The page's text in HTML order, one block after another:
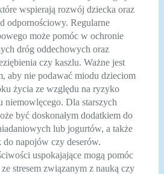
wspierają rozwój dziecka oraz
odpornościowy. Regularne
może pomóc w ochronie
dróg oddechowych oraz
czy kaszlu. Ważne jest
aby nie podawać miodu dzieciom
życia ze względu na ryzyko
niemowlęcego. Dla starszych
być doskonałym dodatkiem do
lub jogurtów, a także
do napojów czy deserów.
uspokajające mogą pomóc
stresem związanym z nauką czy